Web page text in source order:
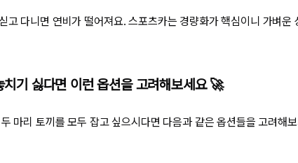
고 다니면 연비가 떨어져요. 스포츠카는 경량화가 핵심이니 가벼운
치기 싫다면 이런 옵션을 고려해보세요 🚀
마리 토끼를 모두 잡고 싶으시다면 다음과 같은 옵션들을 고려해